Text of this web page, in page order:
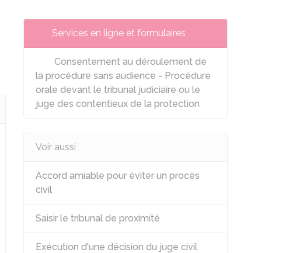
Services en ligne et formulaires
Consentement au déroulement de
la procédure sans audience - Procédure
orale devant le tribunal judiciaire ou le
juge des contentieux de la protection
Voir aussi
Accord amiable pour éviter un procès
civil
Saisir le tribunal de proximité
Exécution d'une décision du juge civil